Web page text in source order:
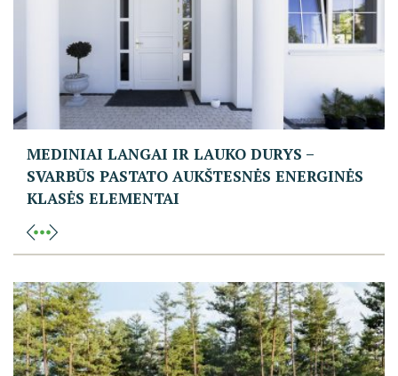
MEDINIAI LANGAI IR LAUKO DURYS –
SVARBŪS PASTATO AUKŠTESNĖS ENERGINĖS
KLASĖS ELEMENTAI